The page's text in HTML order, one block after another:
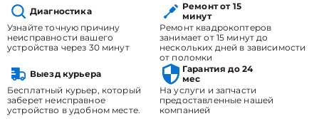
Диагностика
Узнайте точную причину
неисправности вашего
устройства через 30 минут
Ремонт от 15
минут
Ремонт квадрокоптеров
занимает от 15 минут до
нескольких дней в зависимости
от поломки
Выезд курьера
Бесплатный курьер, который
заберет неисправное
устройство в удобном месте.
Гарантия до 24
мес
На услуги и запчасти
предоставленные нашей
компанией